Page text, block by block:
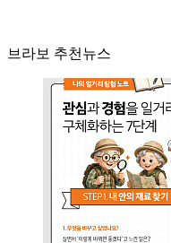
브라보 추천뉴스